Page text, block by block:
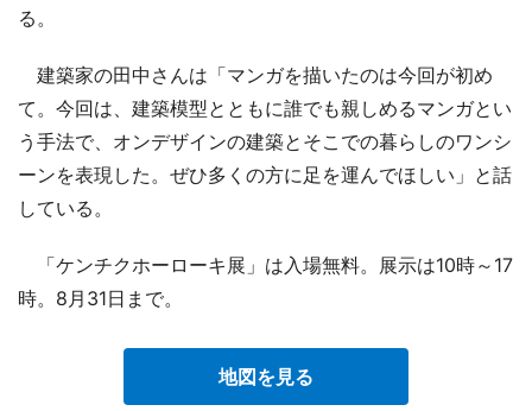
る。
建築家の田中さんは「マンガを描いたのは今回が初め
て。今回は、建築模型とともに誰でも親しめるマンガとい
う手法で、オンデザインの建築とそこでの暮らしのワンシ
ーンを表現した。ぜひ多くの方に足を運んでほしい」と話
している。
「ケンチクホーローキ展」は入場無料。展示は10時～17
時。8月31日まで。
地図を見る